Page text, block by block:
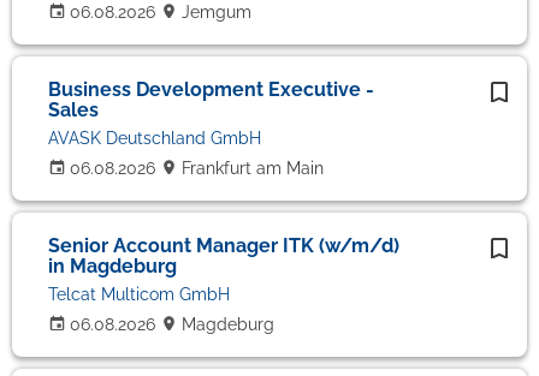
06.08.2026
Jemgum
Business Development Executive -
Sales
06.08.2026
AVASK Deutschland GmbH
Frankfurt am Main
Senior Account Manager ITK (w/m/d)
in Magdeburg
06.08.2026
Telcat Multicom GmbH
Magdeburg